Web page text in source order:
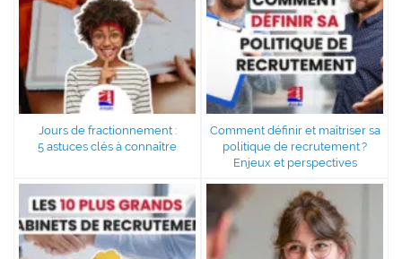
Jours de fractionnement :
5 astuces clés à connaître
Comment définir et maîtriser sa
politique de recrutement ?
Enjeux et perspectives